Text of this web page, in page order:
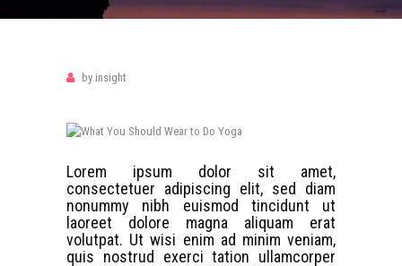
byinsight
Lorem ipsum dolor sit amet,
consectetuer adipiscing elit, sed diam
nonummy nibh euismod tincidunt ut
laoreet dolore magna aliquam erat
volutpat. Ut wisi enim ad minim veniam,
quis nostrud exerci tation ullamcorper